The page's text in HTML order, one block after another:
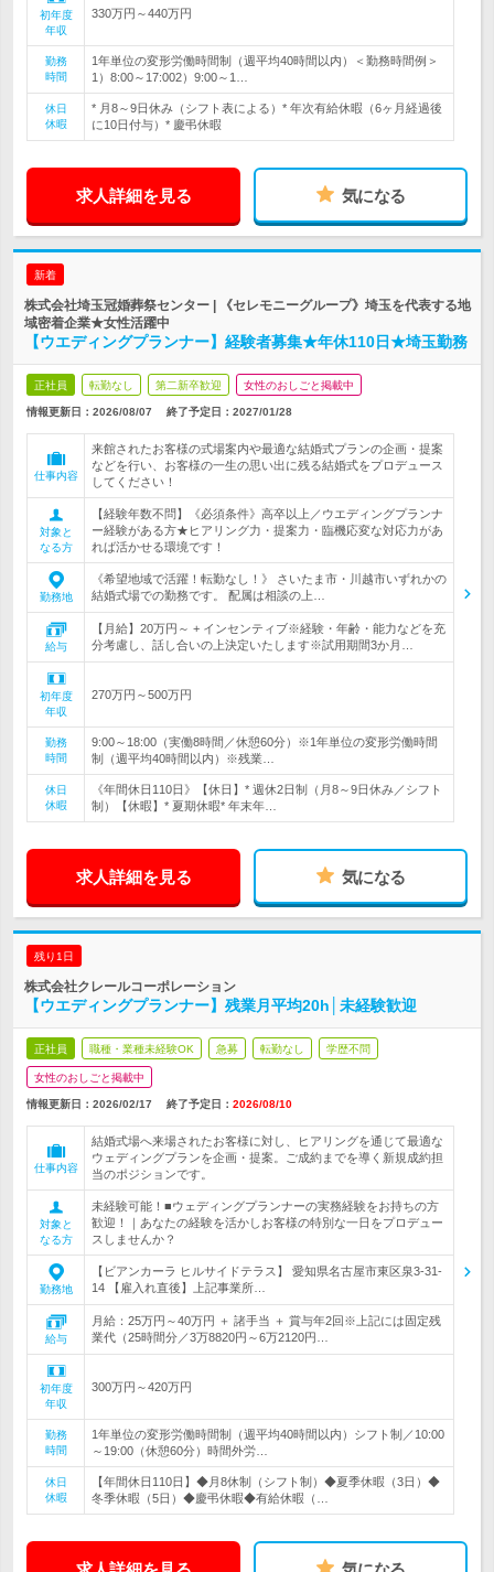
初年度
年収
330万円～440万円
勤務
時間
1年単位の変形労働時間制（週平均40時間以内）＜勤務時間例＞
1）8:00～17:002）9:00～1…
休日
休暇
* 月8～9日休み（シフト表による）* 年次有給休暇（6ヶ月経過後
に10日付与）* 慶弔休暇
求人詳細を見る 気になる
新着
株式会社埼玉冠婚葬祭センター | 《セレモニーグループ》埼玉を代表する地
域密着企業★女性活躍中
【ウエディングプランナー】経験者募集★年休110日★埼玉勤務
正社員 転勤なし 第二新卒歓迎 女性のおしごと掲載中
情報更新日：2026/08/07 終了予定日： 2027/01/28
仕事内容
来館されたお客様の式場案内や最適な結婚式プランの企画・提案
などを行い、お客様の一生の思い出に残る結婚式をプロデュース
してください！
対象と
なる方
【経験年数不問】《必須条件》高卒以上／ウエディングプランナ
ー経験がある方★ヒアリング力・提案力・臨機応変な対応力があ
れば活かせる環境です！
勤務地
《希望地域で活躍！転勤なし！》 さいたま市・川越市いずれかの
結婚式場での勤務です。 配属は相談の上…
給与
【月給】20万円～ + インセンティブ※経験・年齢・能力などを充
分考慮し、話し合いの上決定いたします※試用期間3か月…
初年度
年収
270万円～500万円
勤務
時間
9:00～18:00（実働8時間／休憩60分）※1年単位の変形労働時間
制（週平均40時間以内）※残業…
休日
休暇
《年間休日110日》【休日】* 週休2日制（月8～9日休み／シフト
制）【休暇】* 夏期休暇* 年末年…
求人詳細を見る 気になる
残り1日
株式会社クレールコーポレーション
【ウエディングプランナー】残業月平均20h│未経験歓迎
正社員 職種・業種未経験OK 急募 転勤なし 学歴不問
女性のおしごと掲載中
情報更新日：2026/02/17 終了予定日： 2026/08/10
仕事内容
結婚式場へ来場されたお客様に対し、ヒアリングを通じて最適な
ウェディングプランを企画・提案。ご成約までを導く新規成約担
当のポジションです。
対象と
なる方
未経験可能！■ウェディングプランナーの実務経験をお持ちの方
歓迎！｜あなたの経験を活かしお客様の特別な一日をプロデュー
スしませんか？
勤務地
【ビアンカーラ ヒルサイドテラス】 愛知県名古屋市東区泉3-31-
14 【雇入れ直後】上記事業所…
給与
月給：25万円～40万円 ＋ 諸手当 ＋ 賞与年2回※上記には固定残
業代（25時間分／3万8820円～6万2120円…
初年度
年収
300万円～420万円
勤務
時間
1年単位の変形労働時間制（週平均40時間以内）シフト制／10:00
～19:00（休憩60分）時間外労…
休日
休暇
【年間休日110日】◆月8休制（シフト制）◆夏季休暇（3日）◆
冬季休暇（5日）◆慶弔休暇◆有給休暇（…